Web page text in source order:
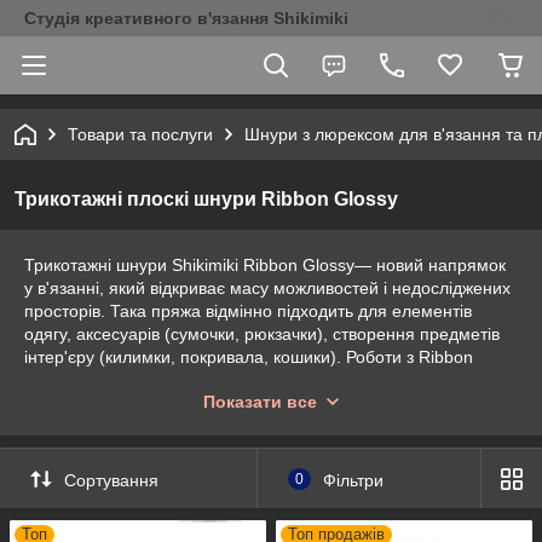
Студія креативного в'язання Shikimiki
Товари та послуги Шнури з люрексом для в'язання та
Трикотажні плоскі шнури Ribbon Glossy
Трикотажні шнури Shikimiki Ribbon Glossy— новий напрямок
у в'язанні, який відкриває масу можливостей і недосліджених
просторів. Така пряжа відмінно підходить для елементів
одягу, аксесуарів (сумочки, рюкзачки), створення предметів
інтер'єру (килимки, покривала, кошики). Роботи з Ribbon
представлені шнури з люрексом самих різних кольорів і
Особливості трикотажних шнурів
Ribbon glossy 6-8 mm
Показати все
Сортування 0 Фільтри
Топ Топ продажів